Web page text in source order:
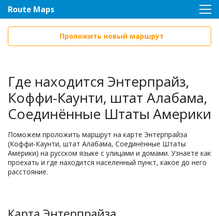
Route Maps
Проложить новый маршрут
Где находится Энтерпрайз,
Коффи-Каунти, штат Алабама,
Соединённые Штаты Америки
Поможем проложить маршрут на карте Энтерпрайза
(Коффи-Каунти, штат Алабама, Соединённые Штаты
Америки) на русском языке с улицами и домами. Узнаете как
проехать и где находится населенный пункт, какое до него
расстояние.